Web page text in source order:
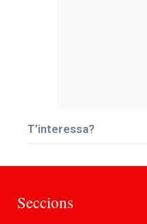
T’interessa?
Seccions